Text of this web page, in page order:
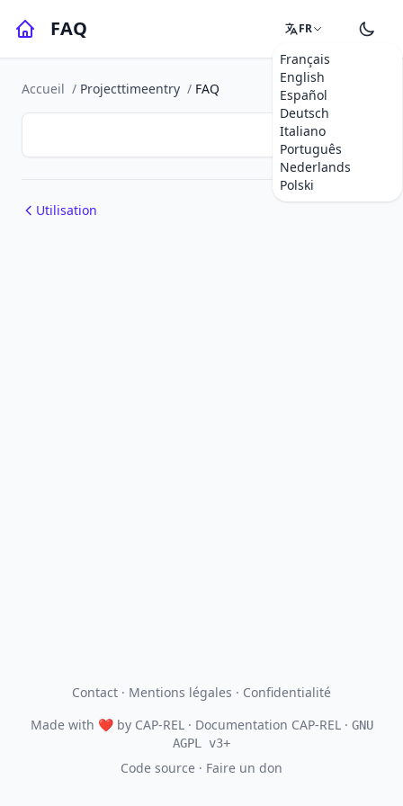
FAQ FR
Français
English
Español
Deutsch
Italiano
Português
Nederlands
Polski
Accueil / Projecttimeentry / FAQ
Utilisation
Contact · Mentions légales · Confidentialité
Made with ❤by CAP-REL· Documentation CAP-REL · GNU
AGPL v3+
Code source · Faire un don